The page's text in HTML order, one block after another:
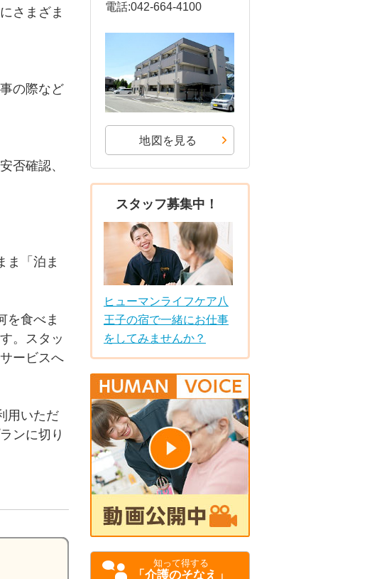
さまざま
の際など
否確認、
ま「泊ま
を食べま
。スタッ
ービスへ
用いただ
ンに切り
電話:042-664-4100
地図を見る
スタッフ募集中！
ヒューマンライフケア八
王子の宿で一緒にお仕事
をしてみませんか？
知って得する
「介護のそなえ」